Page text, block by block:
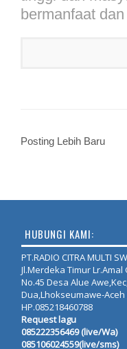
bermanfaat
Posting Lebih Baru
HUBUNGI KAMI:
PT.RADIO CITRA MULTI
Jl.Merdeka Timur Lr.Amal
No.45 Desa Alue
Dua,Lhokseumawe-Aceh
HP.085218460788
Request lagu
085222356469 (live/Wa)
085106024559(live/sms)